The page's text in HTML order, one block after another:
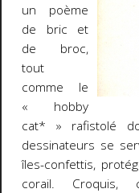
un poème
de bric et
de broc,
tout
comme le
« hobby
cat* » rafistolé
dessinateurs se
îles-confettis,
corail. Croquis,